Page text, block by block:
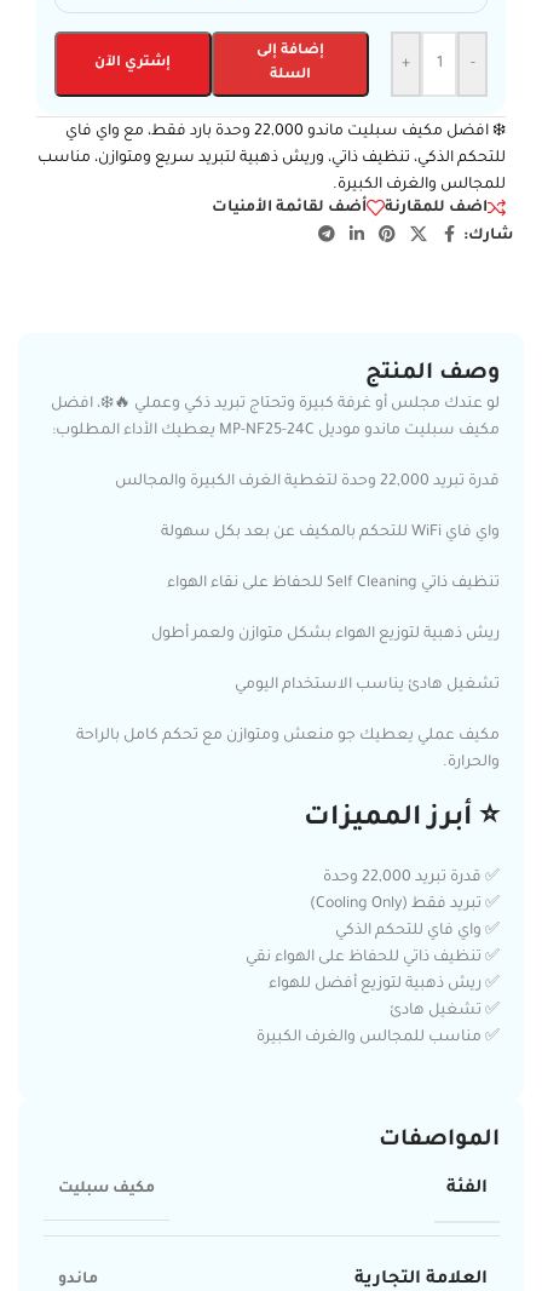
-
+
إضافة إلى
السلة
إشتري الآن
❄️ افضل مكيف سبليت ماندو 22,000 وحدة بارد فقط، مع واي فاي
للتحكم الذكي، تنظيف ذاتي، وريش ذهبية لتبريد سريع ومتوازن، مناسب
للمجالس والغرف الكبيرة.
اضف للمقارنة
أضف لقائمة الأمنيات
شارك:
وصف المنتج
لو عندك مجلس أو غرفة كبيرة وتحتاج تبريد ذكي وعملي 🔥❄️، افضل
مكيف سبليت ماندو موديل MP-NF25-24C يعطيك الأداء المطلوب:
قدرة تبريد 22,000 وحدة لتغطية الغرف الكبيرة والمجالس
واي فاي WiFi للتحكم بالمكيف عن بعد بكل سهولة
تنظيف ذاتي Self Cleaning للحفاظ على نقاء الهواء
ريش ذهبية لتوزيع الهواء بشكل متوازن ولعمر أطول
تشغيل هادئ يناسب الاستخدام اليومي
مكيف عملي يعطيك جو منعش ومتوازن مع تحكم كامل بالراحة
والحرارة.
⭐ أبرز المميزات
✅ قدرة تبريد 22,000 وحدة
✅ تبريد فقط (Cooling Only)
✅ واي فاي للتحكم الذكي
✅ تنظيف ذاتي للحفاظ على الهواء نقي
✅ ريش ذهبية لتوزيع أفضل للهواء
✅ تشغيل هادئ
✅ مناسب للمجالس والغرف الكبيرة
المواصفات
الفئة مكيف سبليت
العلامة التجارية ماندو